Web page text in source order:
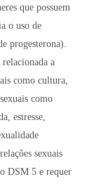
que possuem
o uso de
progesterona).
a
como cultura,
como
estresse,
sexuais
DSM 5 e requer